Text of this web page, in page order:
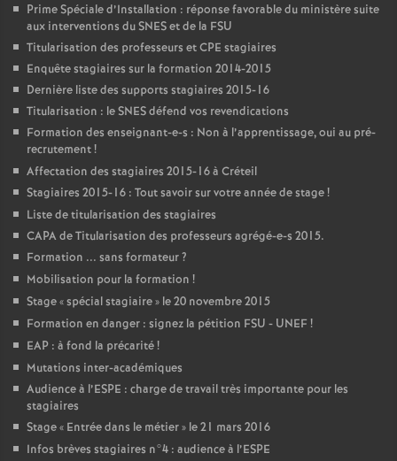
Prime Spéciale d’Installation : réponse favorable du ministère suite
aux interventions duSNESet de la FSU
Titularisation des professeurs etCPE stagiaires
Enquête stagiaires sur la formation 2014-2015
Dernière liste des supports stagiaires 2015-16
Titularisation : leSNESdéfend vos revendications
Formation des enseignant-e-s : Non à l’apprentissage, oui au pré-
recrutement!
Affectation des stagiaires 2015-16 à Créteil
Stagiaires 2015-16 : Tout savoir sur votre année de stage!
Liste de titularisation des stagiaires
CAPAde Titularisation des professeurs agrégé-e-s 2015.
Formation ... sans formateur?
Mobilisation pour la formation !
Stage «spécial stagiaire» le 20 novembre 2015
Formation en danger : signez la pétition FSU - UNEF!
EAP : à fond la précarité!
Mutations inter-académiques
Audience à l’ESPE : charge de travail très importante pour les
stagiaires
Stage « Entrée dans le métier» le 21 mars 2016
Infos brèves stagiaires n°4 : audience à l’ESPE